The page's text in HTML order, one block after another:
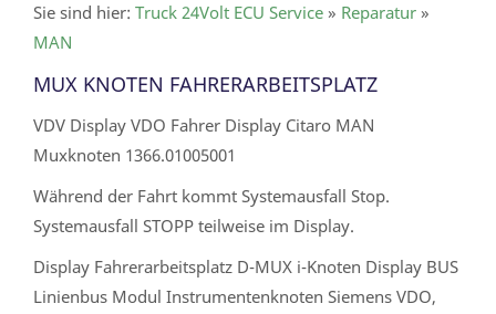
Sie sind hier: Truck 24Volt ECU Service » Reparatur »
MAN
MUX KNOTEN FAHRERARBEITSPLATZ
VDV Display VDO Fahrer Display Citaro MAN
Muxknoten 1366.01005001
Während der Fahrt kommt Systemausfall Stop.
Systemausfall STOPP teilweise im Display.
Display Fahrerarbeitsplatz D-MUX i-Knoten Display BUS
Linienbus Modul Instrumentenknoten Siemens VDO,